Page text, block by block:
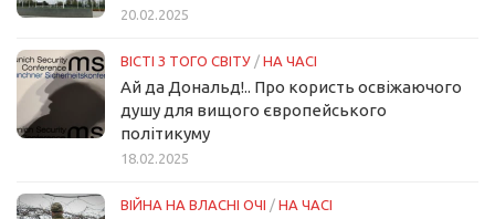
20.02.2025
ВІСТІ З ТОГО СВІТУ / НА ЧАСІ
Ай да Дональд!.. Про користь освіжаючого
душу для вищого європейського
політикуму
18.02.2025
ВІЙНА НА ВЛАСНІ ОЧІ / НА ЧАСІ